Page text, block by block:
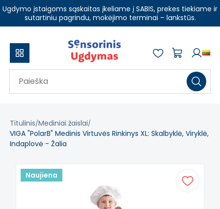
Ugdymo įstaigoms sąskaitas įkeliame į SABIS, prekes tiekiame ir
sutartiniu pagrindu, mokėjimo terminai – lankstūs.
Titulinis Mediniai žaislai
VIGA "PolarB" Medinis Virtuvės Rinkinys XL: Skalbyklė, Viryklė,
Indaplovė - Žalia
Naujiena